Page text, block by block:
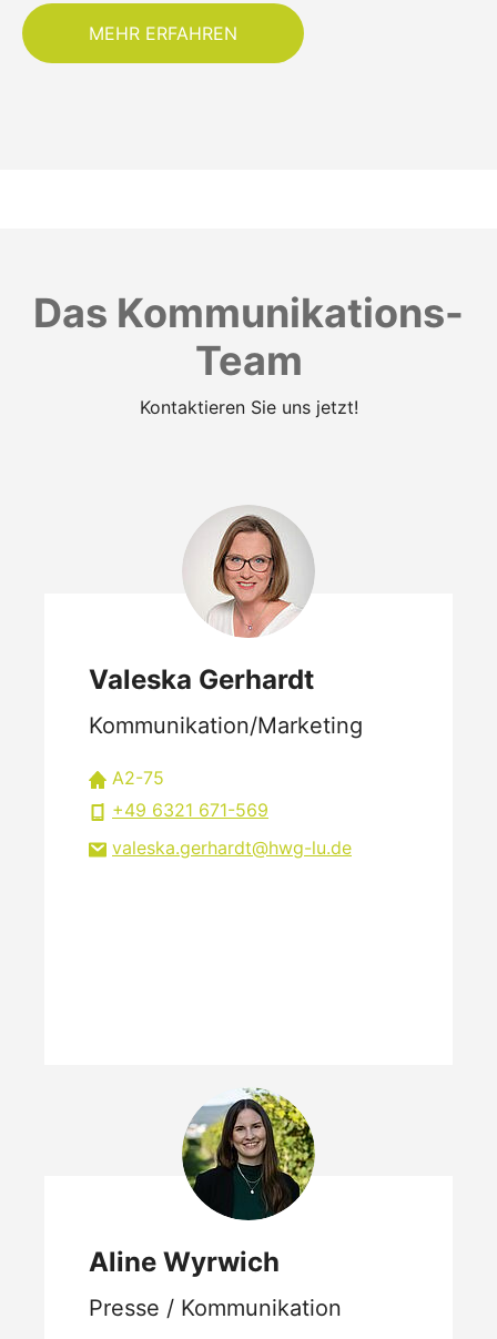
MEHR ERFAHREN
Das Kommunikations-
Team
Kontaktieren Sie uns jetzt!
Valeska Gerhardt
Kommunikation/Marketing
A2-75
+49 6321 671-569
valeska.gerhardt
hwg-lu de
Aline Wyrwich
Presse / Kommunikation